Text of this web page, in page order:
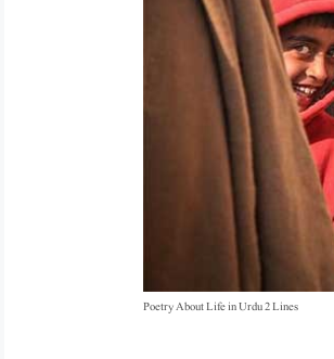
Poetry About Life in Urdu 2 Lines